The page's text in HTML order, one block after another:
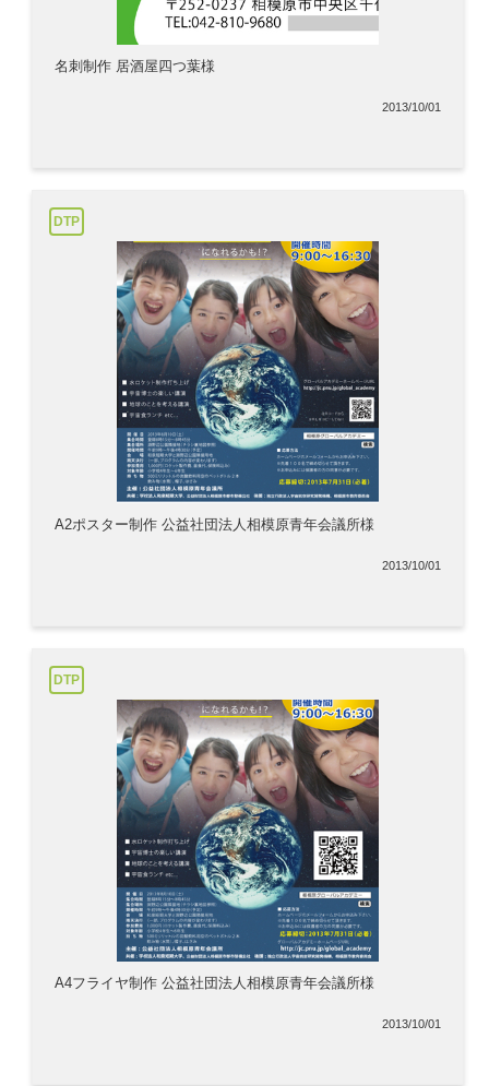
名刺制作 居酒屋四つ葉様
2013/10/01
DTP
A2ポスター制作 公益社団法人相模原青年会議所様
2013/10/01
DTP
A4フライヤ制作 公益社団法人相模原青年会議所様
2013/10/01